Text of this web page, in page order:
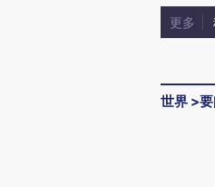
更多
世界 >